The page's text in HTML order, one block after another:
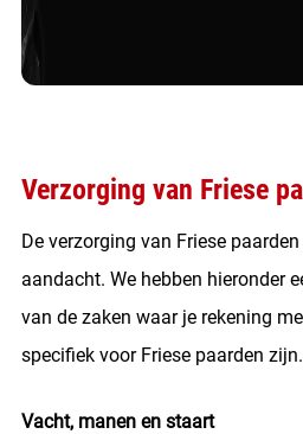
Verzorging van Friese
De verzorging van Friese
aandacht. We hebben hieronder
van de zaken waar je rekening
specifiek voor Friese paarden zijn.
Vacht, manen en staart